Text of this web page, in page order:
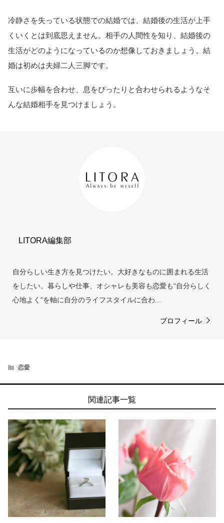
冷静さを失っている状態での結婚では、結婚後の生活が上手
くいくとは到底思えません。相手の人間性を知り、結婚後の
生活がどのようになっているのか想像しておきましょう。結
婚は初めは夫婦二人三脚です。
互いに歩幅を合わせ、息をぴったりと合わせられるようなそ
んな結婚相手を見つけましょう。
LITORA編集部
自分らしい生き方を見つけたい。大好きなものに囲まれる生活
をしたい。暮らしや仕事、オシャレも美容も恋愛も“自分らしく
心地よく”を軸に自分のライフスタイルに合わ...
プロフィール
恋愛
関連記事一覧